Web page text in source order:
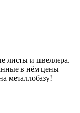
листы и швеллера.
в нём цены
металлобазу!